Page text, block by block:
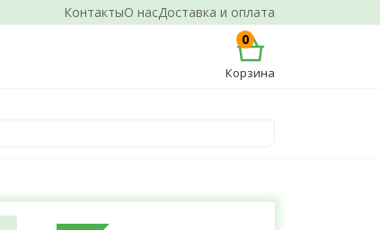
КонтактыО насДоставка и оплата
0
Корзина